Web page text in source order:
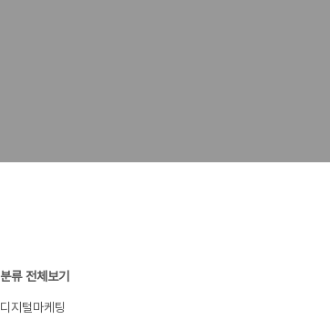
분류 전체보기
디지털마케팅